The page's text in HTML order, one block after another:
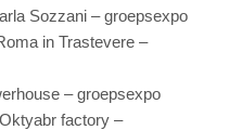
Sozzani – groepsexpo
in Trastevere –
– groepsexpo
factory –